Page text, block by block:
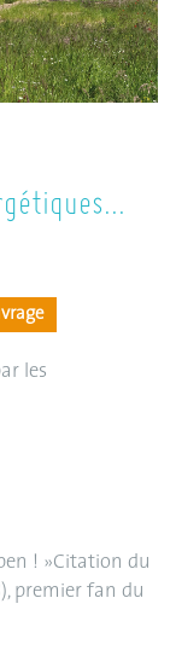
les
! »Citation du
premier fan du